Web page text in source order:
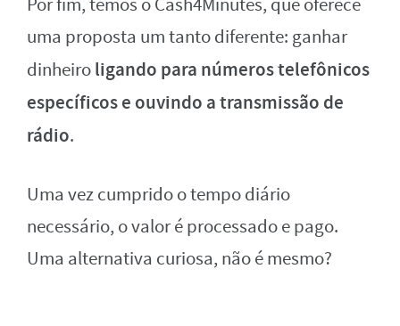
Por fim, temos o Cash4Minutes, que oferece
uma proposta um tanto diferente: ganhar
dinheiroligando para números telefônicos
específicos e ouvindo a transmissão de
rádio.
Uma vez cumprido o tempo diário
necessário, o valor é processado e pago.
Uma alternativa curiosa, não é mesmo?